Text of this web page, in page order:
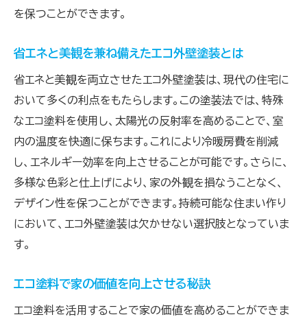
を保つことができます。
省エネと美観を兼ね備えたエコ外壁塗装とは
省エネと美観を両立させたエコ外壁塗装は、現代の住宅に
おいて多くの利点をもたらします。この塗装法では、特殊
なエコ塗料を使用し、太陽光の反射率を高めることで、室
内の温度を快適に保ちます。これにより冷暖房費を削減
し、エネルギー効率を向上させることが可能です。さらに、
多様な色彩と仕上げにより、家の外観を損なうことなく、
デザイン性を保つことができます。持続可能な住まい作り
において、エコ外壁塗装は欠かせない選択肢となっていま
す。
エコ塗料で家の価値を向上させる秘訣
エコ塗料を活用することで家の価値を高めることができま